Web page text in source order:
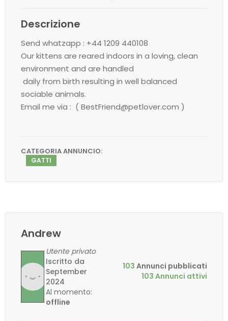
Descrizione
Send whatzapp : +44 1209 440108
Our kittens are reared indoors in a loving, clean
environment and are handled
daily from birth resulting in well balanced
sociable animals.
Email me via : ( BestFriend@petlover.com )
CATEGORIA ANNUNCIO:
GATTI
Andrew
Utente privato
Iscritto da
September
2024
Al momento:
offline
103 Annunci pubblicati
103 Annunci attivi